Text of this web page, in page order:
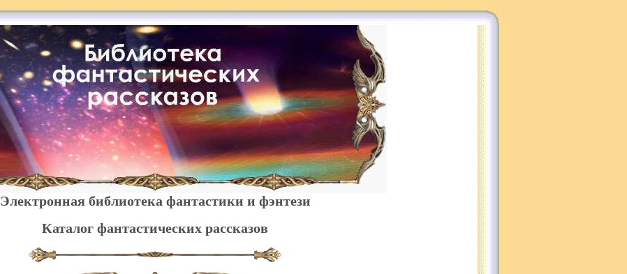
Электронная библиотека фантастики и фэнтези
Каталог фантастических рассказов